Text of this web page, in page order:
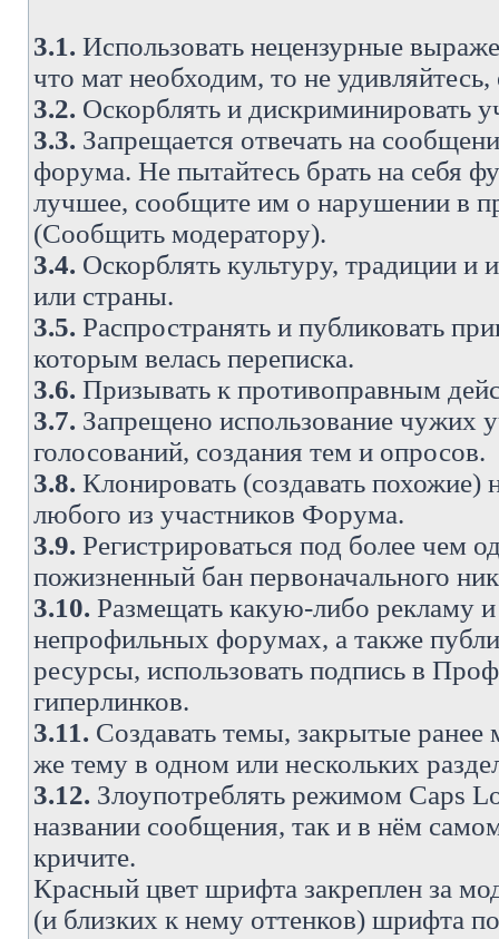
3.1. Использовать нецензурные
что мат необходим, то не
3.2. Оскорблять и дискриминировать
3.3. Запрещается отвечать на
форума. Не пытайтесь брать на себя
лучшее, сообщите им о нарушении в
(Сообщить модератору).
3.4. Оскорблять культуру, традиции
или страны.
3.5. Распространять и публиковать
которым велась переписка.
3.6. Призывать к противоправным
3.7. Запрещено использование чужих
голосований, создания тем и опросов.
3.8. Клонировать (создавать похожие)
любого из участников Форума.
3.9. Регистрироваться под более чем
пожизненный бан первоначального
3.10. Размещать какую-либо рекламу
непрофильных форумах, а также
ресурсы, использовать подпись в
гиперлинков.
3.11. Создавать темы, закрытые ранее
же тему в одном или нескольких
3.12. Злоупотреблять режимом Caps
названии сообщения, так и в нём
кричите.
Красный цвет шрифта закреплен за
(и близких к нему оттенков) шрифта